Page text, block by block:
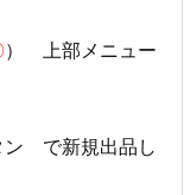
） 上部メニュー
で新規出品し